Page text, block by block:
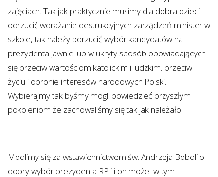
zajęciach. Tak jak praktycznie musimy dla dobra dzieci
odrzucić wdrażanie destrukcyjnych zarządzeń minister w
szkole, tak należy odrzucić wybór kandydatów na
prezydenta jawnie lub w ukryty sposób opowiadających
się przeciw wartościom katolickim i ludzkim, przeciw
życiu i obronie interesów narodowych Polski.
Wybierajmy tak byśmy mogli powiedzieć przyszłym
pokoleniom że zachowaliśmy się tak jak należało!
Modlimy się za wstawiennictwem św. Andrzeja Boboli o
dobry wybór prezydenta RP i i on może w tym